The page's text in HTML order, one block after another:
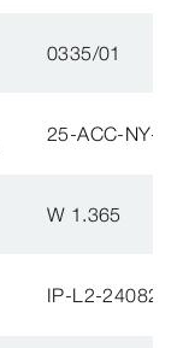
0335/01
25-ACC-NY-
W 1.365
IP-L2-